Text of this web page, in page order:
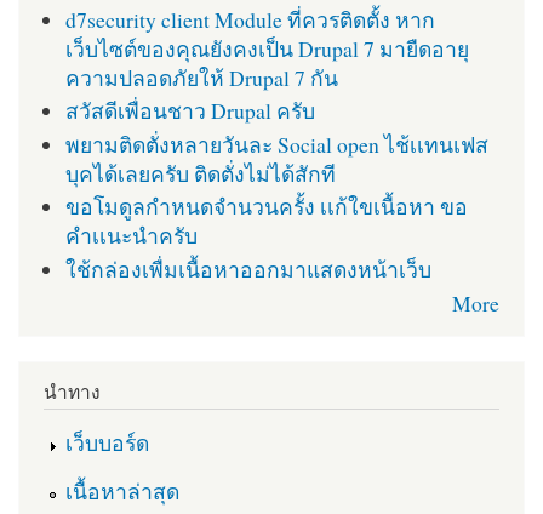
d7security client Module ที่ควรติดตั้ง หาก
เว็บไซต์ของคุณยังคงเป็น Drupal 7 มายืดอายุ
ความปลอดภัยให้ Drupal 7 กัน
สวัสดีเพื่อนชาว Drupal ครับ
พยามติดตั่งหลายวันละ Social open ไช้เเทนเฟส
บุคได้เลยครับ ติดตั่งไม่ได้สักที
ขอโมดูลกำหนดจำนวนครั้ง เเก้ใขเนื้อหา ขอ
คำเเนะนำครับ
ใช้กล่องเพื่มเนื้อหาออกมาแสดงหน้าเว็บ
More
นำทาง
เว็บบอร์ด
เนื้อหาล่าสุด